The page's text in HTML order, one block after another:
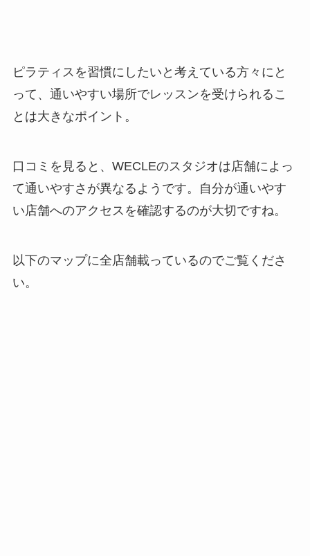
ピラティスを習慣にしたいと考えている方々にと
って、通いやすい場所でレッスンを受けられるこ
とは大きなポイント。
口コミを見ると、WECLEのスタジオは店舗によっ
て通いやすさが異なるようです。自分が通いやす
い店舗へのアクセスを確認するのが大切ですね。
以下のマップに全店舗載っているのでご覧くださ
い。